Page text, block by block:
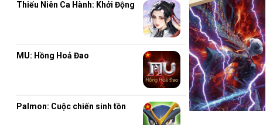
Thiếu Niên Ca Hành: Khởi Động
MU: Hồng Hoả Đao
Palmon: Cuộc chiến sinh tồn